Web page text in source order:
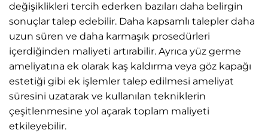
değişiklikleri tercih ederken bazıları daha belirgin
sonuçlar talep edebilir. Daha kapsamlı talepler daha
uzun süren ve daha karmaşık prosedürleri
içerdiğinden maliyeti artırabilir. Ayrıca yüz germe
ameliyatına ek olarak kaş kaldırma veya göz kapağı
estetiği gibi ek işlemler talep edilmesi ameliyat
süresini uzatarak ve kullanılan tekniklerin
çeşitlenmesine yol açarak toplam maliyeti
etkileyebilir.